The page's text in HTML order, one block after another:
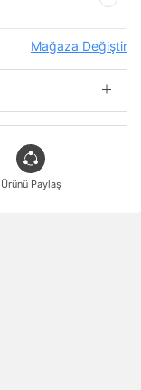
Mağaza Değiştir
Ürünü Paylaş